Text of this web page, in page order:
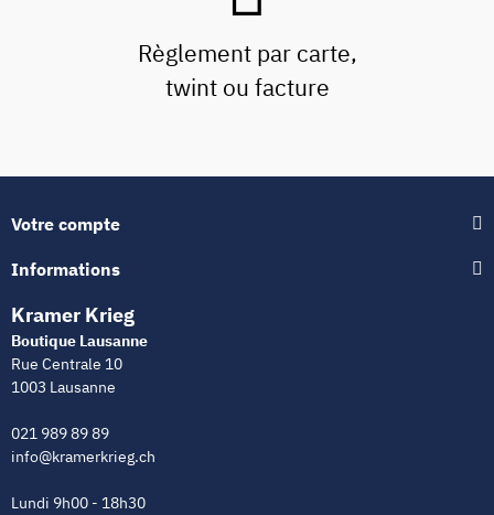
Règlement par carte,
twint ou facture
Votre compte
Informations
Kramer Krieg
Boutique Lausanne
Rue Centrale 10
1003 Lausanne
021 989 89 89
info@kramerkrieg.ch
Lundi 9h00 - 18h30